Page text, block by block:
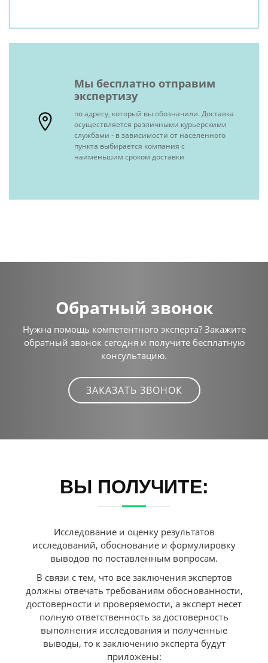
Мы бесплатно отправим
экспертизу
по адресу, который вы обозначили. Доставка
осуществляется различными курьерскими
службами - в зависимости от населенного
пункта выбирается компания с
наименьшим сроком доставки
Обратный звонок
Нужна помощь компетентного эксперта? Закажите
обратный звонок сегодня и получите бесплатную
консультацию.
ЗАКАЗАТЬ ЗВОНОК
ВЫ ПОЛУЧИТЕ:
Исследование и оценку результатов
исследований, обоснование и формулировку
выводов по поставленным вопросам.
В связи с тем, что все заключения экспертов
должны отвечать требованиям обоснованности,
достоверности и проверяемости, а эксперт несет
полную ответственность за достоверность
выполнения исследования и полученные
выводы, то к заключению эксперта будут
приложены: